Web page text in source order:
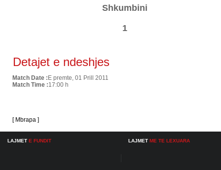
Shkumbini
1
Detajet e ndeshjes
Match Date : E premte, 01 Prill 2011
Match Time :17:00 h
[ Mbrapa ]
LAJMET E FUNDIT LAJMET ME TE LEXUARA